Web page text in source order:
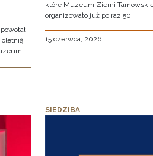
które Muzeum Ziemi
organizowało już po raz 50.
15 czerwca, 2026
SIEDZIBA